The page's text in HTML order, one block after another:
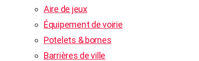
Aire de jeux
Équipement de voirie
Potelets & bornes
Barrières de ville